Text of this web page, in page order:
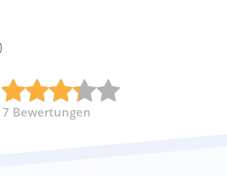
7 Bewertungen